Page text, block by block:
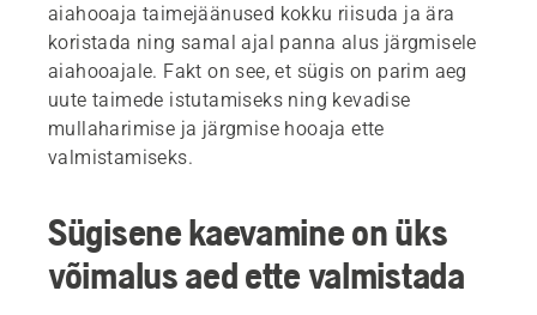
aiahooaja taimejäänused kokku riisuda ja ära
koristada ning samal ajal panna alus järgmisele
aiahooajale. Fakt on see, et sügis on parim aeg
uute taimede istutamiseks ning kevadise
mullaharimise ja järgmise hooaja ette
valmistamiseks.
Sügisene kaevamine on üks
võimalus aed ette valmistada